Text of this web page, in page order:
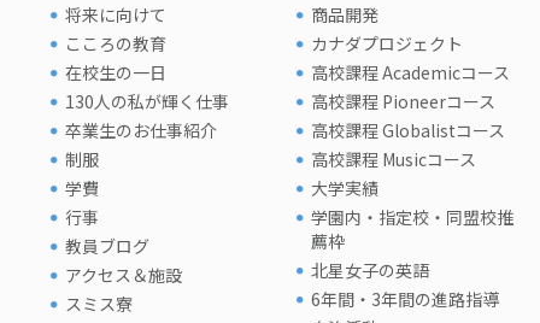
将来に向けて
こころの教育
在校生の一日
130人の私が輝く仕事
卒業生のお仕事紹介
制服
学費
行事
教員ブログ
アクセス＆施設
スミス寮
商品開発
カナダプロジェクト
高校課程 Academicコース
高校課程 Pioneerコース
高校課程 Globalistコース
高校課程 Musicコース
大学実績
学園内・指定校・同盟校推
薦枠
北星女子の英語
6年間・3年間の進路指導